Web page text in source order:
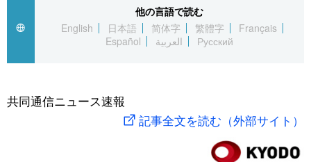
العربية
社会
旅と暮らし
文化
科学・技術
暮らし
お知らせ
他の言語で読む
English
日本語 简体字 繁體字
Français
Español
العربية Русский
共同通信ニュース速報
記事全文を読む（外部サイト）